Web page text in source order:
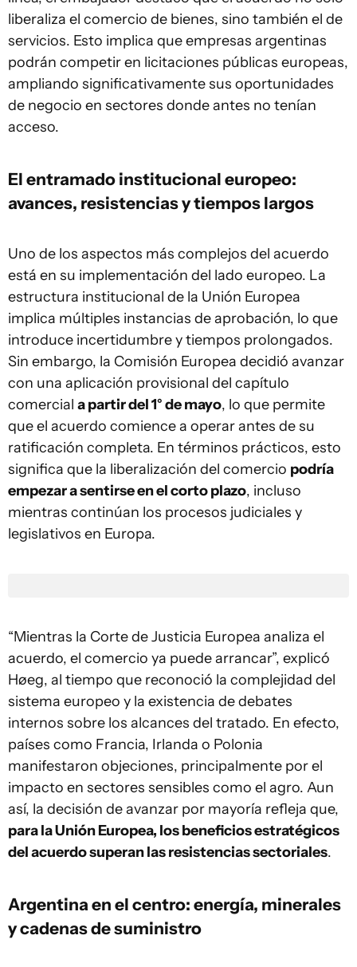
liberaliza el comercio de bienes, sino también el de
servicios. Esto implica que empresas argentinas
podrán competir en licitaciones públicas europeas,
ampliando significativamente sus oportunidades
de negocio en sectores donde antes no tenían
acceso.
El entramado institucional europeo:
avances, resistencias y tiempos largos
Uno de los aspectos más complejos del acuerdo
está en su implementación del lado europeo. La
estructura institucional de la Unión Europea
implica múltiples instancias de aprobación, lo que
introduce incertidumbre y tiempos prolongados.
Sin embargo, la Comisión Europea decidió avanzar
con una aplicación provisional del capítulo
comercial a partir del 1° de mayo, lo que permite
que el acuerdo comience a operar antes de su
ratificación completa. En términos prácticos, esto
significa que la liberalización del comercio podría
empezar a sentirse en el corto plazo, incluso
mientras continúan los procesos judiciales y
legislativos en Europa.
“Mientras la Corte de Justicia Europea analiza el
acuerdo, el comercio ya puede arrancar”, explicó
Høeg, al tiempo que reconoció la complejidad del
sistema europeo y la existencia de debates
internos sobre los alcances del tratado. En efecto,
países como Francia, Irlanda o Polonia
manifestaron objeciones, principalmente por el
impacto en sectores sensibles como el agro. Aun
así, la decisión de avanzar por mayoría refleja que,
para la Unión Europea, los beneficios estratégicos
del acuerdo superan las resistencias sectoriales.
Argentina en el centro: energía, minerales
y cadenas de suministro